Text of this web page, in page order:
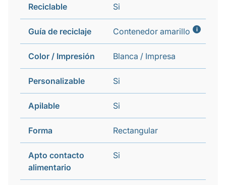
Reciclable Si
Guía de reciclaje Contenedor amarillo i
Color / Impresión Blanca / Impresa
Personalizable Si
Apilable Si
Forma Rectangular
Apto contacto
alimentario
Si